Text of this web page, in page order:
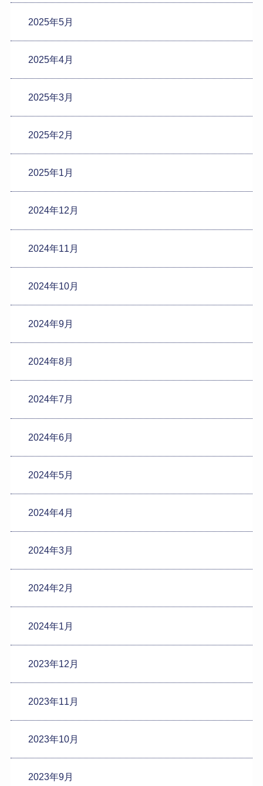
2025年5月
2025年4月
2025年3月
2025年2月
2025年1月
2024年12月
2024年11月
2024年10月
2024年9月
2024年8月
2024年7月
2024年6月
2024年5月
2024年4月
2024年3月
2024年2月
2024年1月
2023年12月
2023年11月
2023年10月
2023年9月